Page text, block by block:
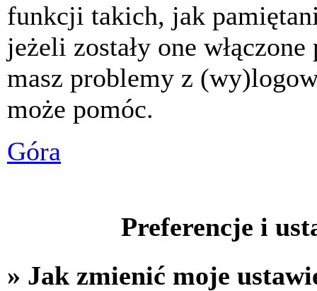
funkcji takich, jak
jeżeli zostały one
masz problemy z
może pomóc.
Góra
Preferencje i
» Jak zmienić moje